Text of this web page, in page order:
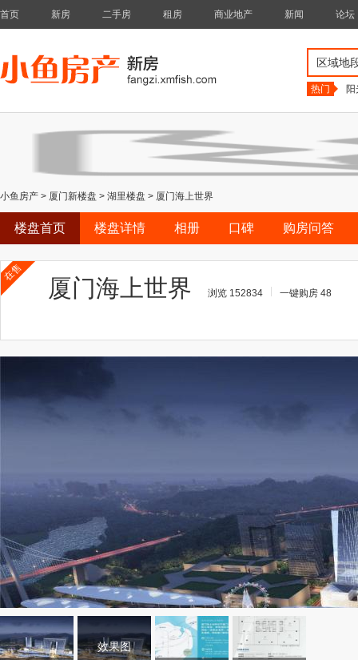
首页 新房 二手房 租房 商业地产 新闻 论坛
区域地
热门
小鱼房产 > 厦门新楼盘 > 湖里楼盘 > 厦门海上世界
楼盘首页 楼盘详情 相册 口碑 购房问答
在售
厦门海上世界 浏览 152834 一键购房 48
效果图